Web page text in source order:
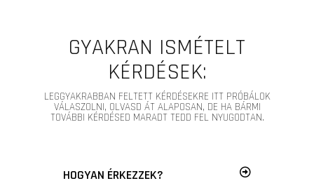
GYAKRAN ISMÉTELT
KÉRDÉSEK:
LEGGYAKRABBAN FELTETT KÉRDÉSEKRE ITT PRÓBÁLOK
VÁLASZOLNI, OLVASD ÁT ALAPOSAN, DE HA BÁRMI
TOVÁBBI KÉRDÉSED MARADT TEDD FEL NYUGODTAN.
HOGYAN ÉRKEZZEK?